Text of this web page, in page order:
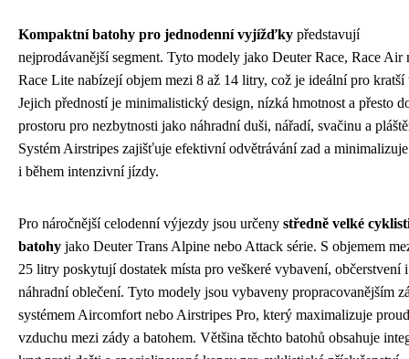
Kompaktní batohy pro jednodenní vyjížďky představují
nejprodávanější segment. Tyto modely jako Deuter Race, Race Air
Race Lite nabízejí objem mezi 8 až 14 litry, což je ideální pro kratší
Jejich předností je minimalistický design, nízká hmotnost a přesto
prostoru pro nezbytnosti jako náhradní duši, nářadí, svačinu a
Systém Airstripes zajišťuje efektivní odvětrávání zad a
i během intenzivní jízdy.
Pro náročnější celodenní výjezdy jsou určeny středně velké
batohy jako Deuter Trans Alpine nebo Attack série. S objemem
25 litry poskytují dostatek místa pro veškeré vybavení, občerstvení i
náhradní oblečení. Tyto modely jsou vybaveny propracovanějším
systémem Aircomfort nebo Airstripes Pro, který maximalizuje
vzduchu mezi zády a batohem. Většina těchto batohů obsahuje